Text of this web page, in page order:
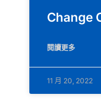
Change
閱讀更多
11 月 20, 2022